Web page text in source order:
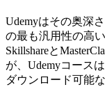
Udemyはその奥深
の最も汎用性の高
Skillshareと
が、Udemyコース
ダウンロード可能